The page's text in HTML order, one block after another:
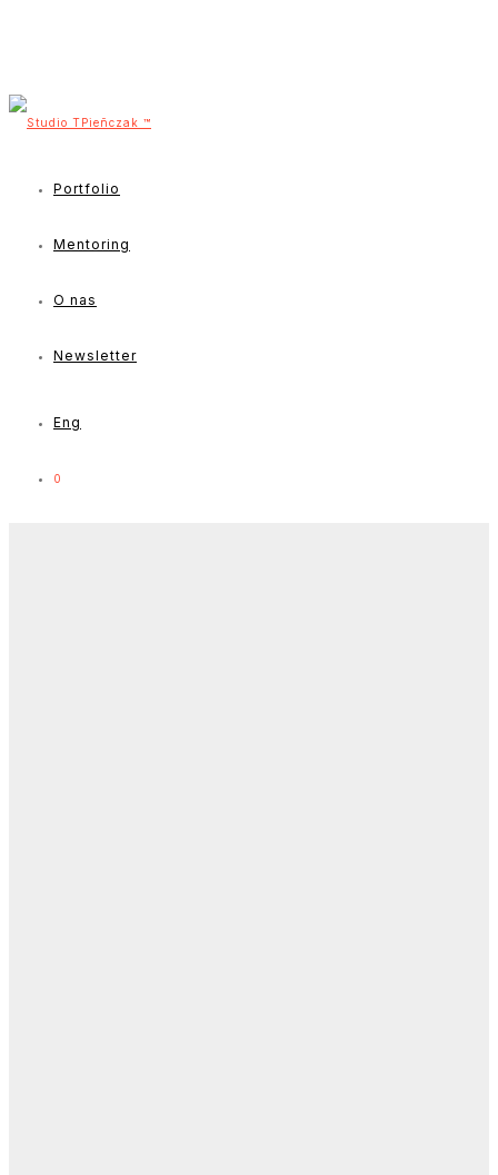
Portfolio
Mentoring
O nas
Newsletter
Eng
0